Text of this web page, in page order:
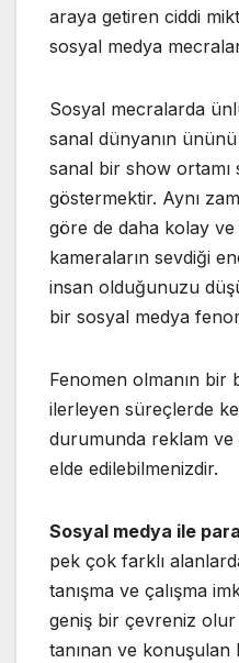
araya getiren ciddi
sosyal medya
Sosyal mecralarda
sanal dünyanın
sanal bir show ortamı
göstermektir. Aynı
göre de daha kolay ve
kameraların sevdiği
insan olduğunuzu
bir sosyal medya
Fenomen olmanın bir
ilerleyen süreçlerde
durumunda reklam ve
elde edilebilmenizdir.
Sosyal medya ile
pek çok farklı
tanışma ve çalışma
geniş bir çevreniz
tanınan ve konuşulan